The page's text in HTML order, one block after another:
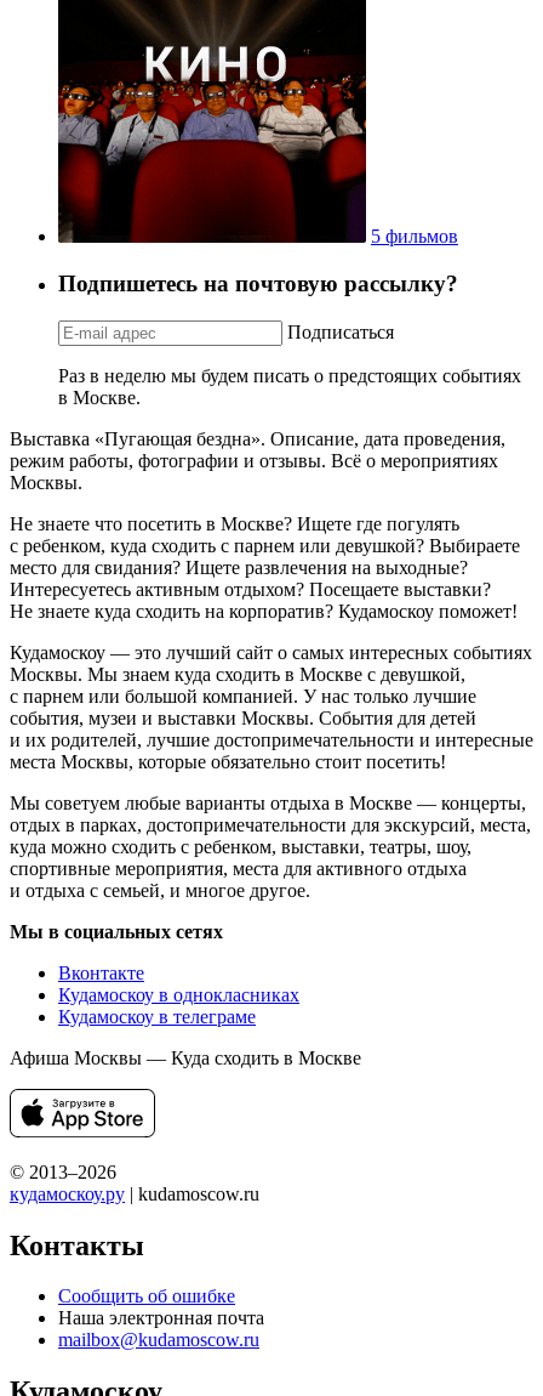
5 фильмов
Подпишетесь на почтовую рассылку?
Подписаться
Раз в неделю мы будем писать о предстоящих событиях
в Москве.
Выставка «Пугающая бездна». Описание, дата проведения,
режим работы, фотографии и отзывы. Всё о мероприятиях
Москвы.
Не знаете что посетить в Москве? Ищете где погулять
с ребенком, куда сходить с парнем или девушкой? Выбираете
место для свидания? Ищете развлечения на выходные?
Интересуетесь активным отдыхом? Посещаете выставки?
Не знаете куда сходить на корпоратив? Кудамоскоу поможет!
Кудамоскоу — это лучший сайт о самых интересных событиях
Москвы. Мы знаем куда сходить в Москве с девушкой,
с парнем или большой компанией. У нас только лучшие
события, музеи и выставки Москвы. События для детей
и их родителей, лучшие достопримечательности и интересные
места Москвы, которые обязательно стоит посетить!
Мы советуем любые варианты отдыха в Москве — концерты,
отдых в парках, достопримечательности для экскурсий, места,
куда можно сходить с ребенком, выставки, театры, шоу,
спортивные мероприятия, места для активного отдыха
и отдыха с семьей, и многое другое.
Мы в социальных сетях
Вконтакте
Кудамоскоу в однокласниках
Кудамоскоу в телеграме
Афиша Москвы — Куда сходить в Москве
© 2013–2026
кудамоскоу.ру | kudamoscow.ru
Контакты
Сообщить об ошибке
Наша электронная почта
mailbox@kudamoscow.ru